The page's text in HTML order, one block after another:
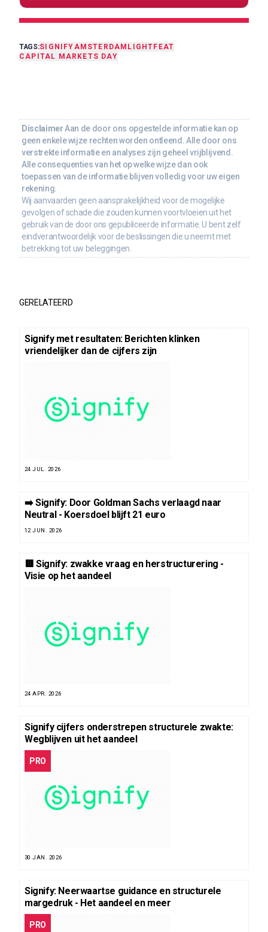
TAGS:SIGNIFYAMSTERDAM LIGHT FEAT
CAPITAL MARKETS DAY
Disclaimer Aan de door ons opgestelde informatie kan op
geen enkele wijze rechten worden ontleend. Alle door ons
verstrekte informatie en analyses zijn geheel vrijblijvend.
Alle consequenties van het op welke wijze dan ook
toepassen van de informatie blijven volledig voor uw eigen
rekening.
Wij aanvaarden geen aansprakelijkheid voor de mogelijke
gevolgen of schade die zouden kunnen voortvloeien uit het
gebruik van de door ons gepubliceerde informatie. U bent zelf
eindverantwoordelijk voor de beslissingen die u neemt met
betrekking tot uw beleggingen.
GERELATEERD
Signify met resultaten: Berichten klinken
vriendelijker dan de cijfers zijn
24 JUL. 2026
➡️ Signify: Door Goldman Sachs verlaagd naar
Neutral - Koersdoel blijft 21 euro
12 JUN. 2026
🟥 Signify: zwakke vraag en herstructurering -
Visie op het aandeel
24 APR. 2026
Signify cijfers onderstrepen structurele zwakte:
Wegblijven uit het aandeel
PRO
30 JAN. 2026
Signify: Neerwaartse guidance en structurele
margedruk - Het aandeel en meer
PRO